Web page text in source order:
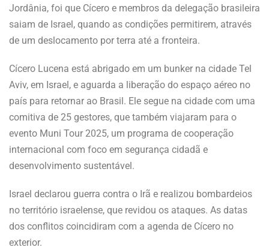
Jordânia, foi que Cícero e membros da delegação brasileira
saiam de Israel, quando as condições permitirem, através
de um deslocamento por terra até a fronteira.
Cícero Lucena está abrigado em um bunker na cidade Tel
Aviv, em Israel, e aguarda a liberação do espaço aéreo no
país para retornar ao Brasil. Ele segue na cidade com uma
comitiva de 25 gestores, que também viajaram para o
evento Muni Tour 2025, um programa de cooperação
internacional com foco em segurança cidadã e
desenvolvimento sustentável.
Israel declarou guerra contra o Irã e realizou bombardeios
no território israelense, que revidou os ataques. As datas
dos conflitos coincidiram com a agenda de Cícero no
exterior.